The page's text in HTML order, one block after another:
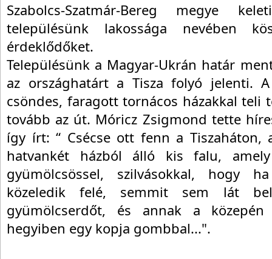
Szabolcs-Szatmár-Bereg megye
településünk lakossága nevében
érdeklődőket.
Településünk a Magyar-Ukrán határ
az országhatárt a Tisza folyó jelenti. A
csöndes, faragott tornácos házakkal teli
tovább az út. Móricz Zsigmond tette
így írt: “ Csécse ott fenn a Tiszaháton,
hatvankét házból álló kis falu,
gyümölcsössel, szilvásokkal, hogy
közeledik felé, semmit sem lát
gyümölcserdőt, és annak a
hegyiben egy kopja gombbal...".